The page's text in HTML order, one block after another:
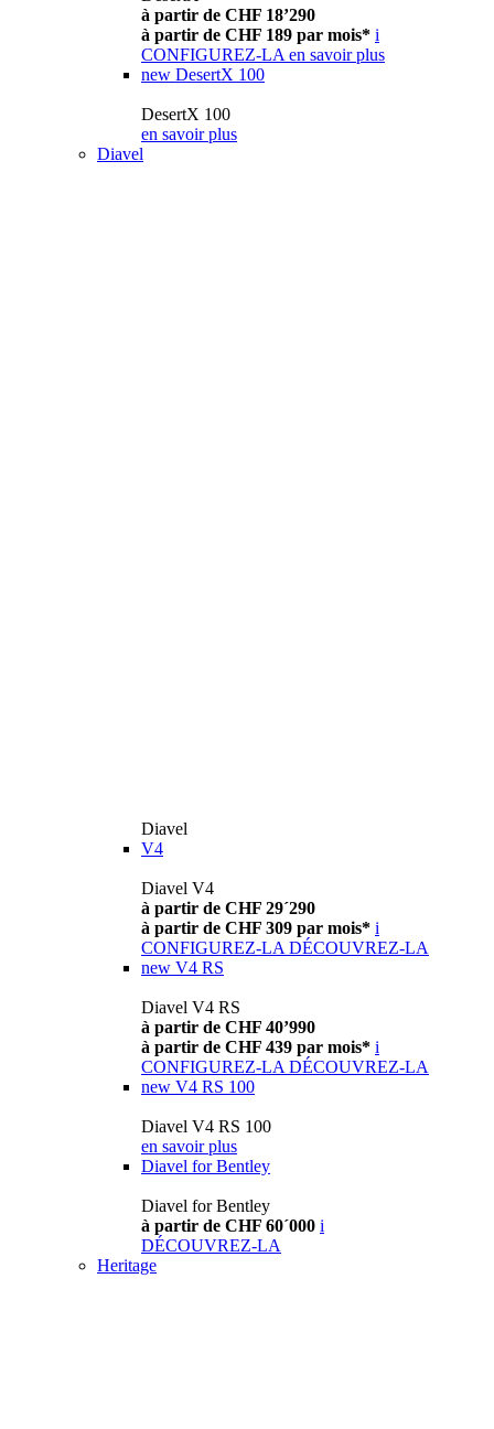
à partir de CHF 18’290
à partir de CHF 189 par mois* i
CONFIGUREZ-LA en savoir plus
new DesertX 100
DesertX 100
en savoir plus
Diavel
Diavel
V4
Diavel V4
à partir de CHF 29´290
à partir de CHF 309 par mois* i
CONFIGUREZ-LA DÉCOUVREZ-LA
new V4 RS
Diavel V4 RS
à partir de CHF 40’990
à partir de CHF 439 par mois* i
CONFIGUREZ-LA DÉCOUVREZ-LA
new V4 RS 100
Diavel V4 RS 100
en savoir plus
Diavel for Bentley
Diavel for Bentley
à partir de CHF 60´000 i
DÉCOUVREZ-LA
Heritage